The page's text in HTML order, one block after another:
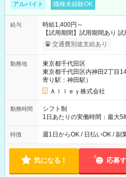
アルバイト 職種未経験OK
給与
時給1,400円～
【試用期間】試用期間あり
給与は本採用時と同じです。
交通費別途支給あり
勤務地
東京都千代田区
東京都千代田区内神田2丁目
寄り駅：神田駅）
Ａｌｌｅｙ株式会社
勤務時間
シフト制
1日あたりの実働時間：最大
実働時間：1-5時間 └上記の
能！ └平日・土曜日の中で、
18:00 などのように、自
特徴 週1日からOK / 日払いOK / 副
気になる！ 応募